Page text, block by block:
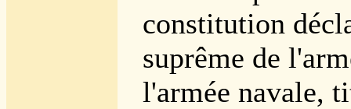
constitution
suprême de
l'armée navale,